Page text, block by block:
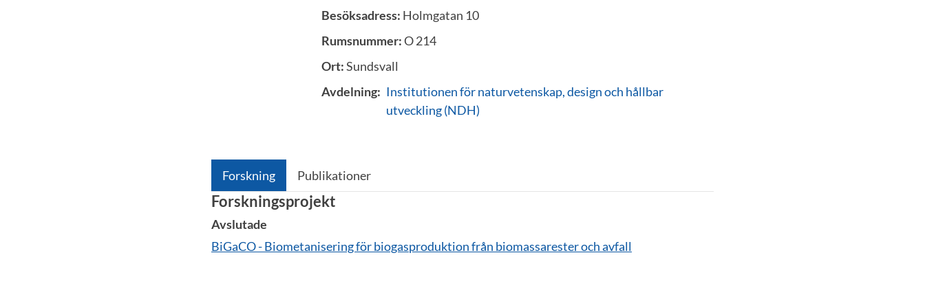
Besöksadress: Holmgatan 10
Rumsnummer:O 214
Ort:Sundsvall
Avdelning: Institutionen för naturvetenskap, design och hållbar
utveckling (NDH)
Forskning Publikationer
Forskningsprojekt
Avslutade
BiGaCO - Biometanisering för biogasproduktion från biomassarester och avfall